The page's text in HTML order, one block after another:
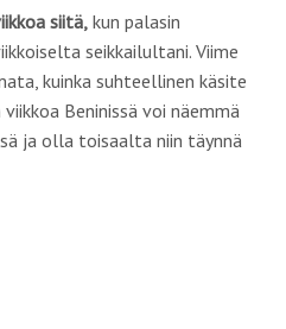
siitä, kun palasin
seikkailultani. Viime
kuinka suhteellinen käsite
Beninissä voi näemmä
ja olla toisaalta niin täynnä